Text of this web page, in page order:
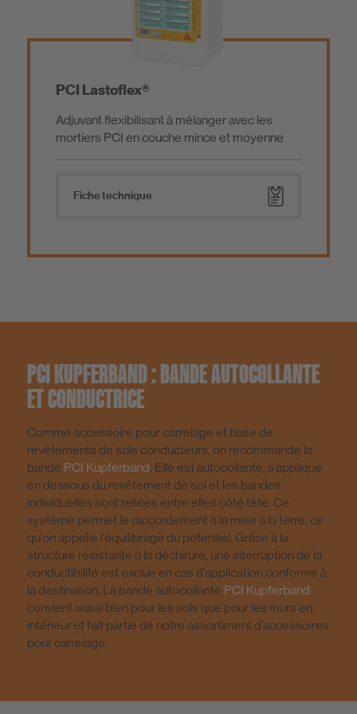
PCI Lastoflex®
Adjuvant flexibilisant à mélanger avec les
mortiers PCI en couche mince et moyenne
Fiche technique
PCI KUPFERBAND : BANDE AUTOCOLLANTE
ET CONDUCTRICE
Comme accessoire pour carrelage et base de
revêtements de sols conducteurs, on recommande la
bande PCI Kupferband. Elle est autocollante, s’applique
en dessous du revêtement de sol et les bandes
individuelles sont reliées entre elles côté tête. Ce
système permet le raccordement à la mise à la terre, ce
qu’on appelle l’équilibrage du potentiel. Grâce à la
structure résistante à la déchirure, une interruption de la
conductibilité est exclue en cas d’application conforme à
la destination. La bande autocollante PCI Kupferband
convient aussi bien pour les sols que pour les murs en
intérieur et fait partie de notre assortiment d’accessoires
pour carrelage.